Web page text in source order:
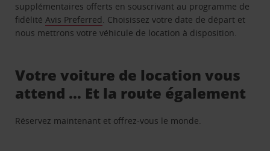
supplémentaires offerts en souscrivant au programme de
fidélitéAvis Preferred. Choisissez votre date de départ et
nous mettrons votre véhicule de location à disposition.
Votre voiture de location vous
attend … Et la route également
Réservez maintenant et offrez-vous le monde.